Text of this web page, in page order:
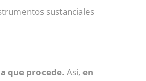
sustanciales
que procede. Así, en